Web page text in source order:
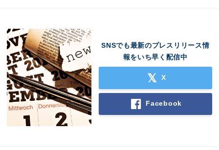
SNSでも最新のプレスリリース情
報をいち早く配信中
X
Facebook